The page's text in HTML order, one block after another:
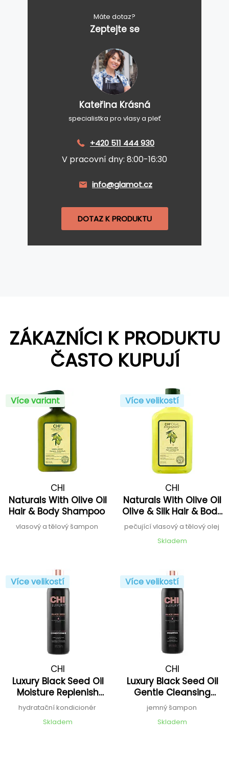
Máte dotaz?
Zeptejte se
Kateřina Krásná
specialistka pro vlasy a pleť
+420 511 444 930
V pracovní dny: 8:00-16:30
info@glamot.cz
DOTAZ K PRODUKTU
ZÁKAZNÍCI K PRODUKTU
ČASTO KUPUJÍ
Více variant
CHI
Naturals With Olive Oil
Hair & Body Shampoo
vlasový a tělový šampon
Více velikostí
CHI
Naturals With Olive Oil
Olive & Silk Hair & Body
Oil
pečující vlasový a tělový olej
Skladem
Více velikostí
CHI
Luxury Black Seed Oil
Moisture Replenish
Conditioner
hydratační kondicionér
Skladem
Více velikostí
CHI
Luxury Black Seed Oil
Gentle Cleansing
Shampoo
jemný šampon
Skladem